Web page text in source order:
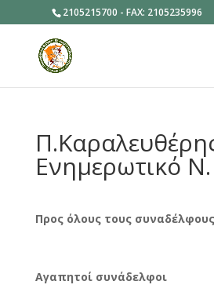
2105215700 - FAX: 2105235996
Ενημερωτικό
Προς όλους τους
Αγαπητοί συνάδελφοι